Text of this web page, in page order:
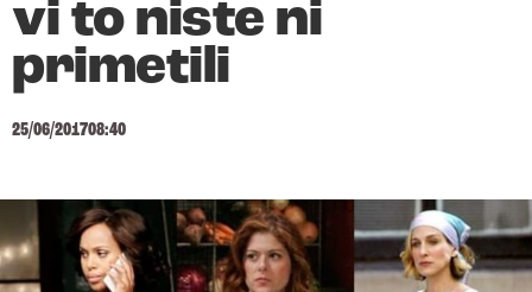
vi to niste ni
primetili
25/06/201708:40